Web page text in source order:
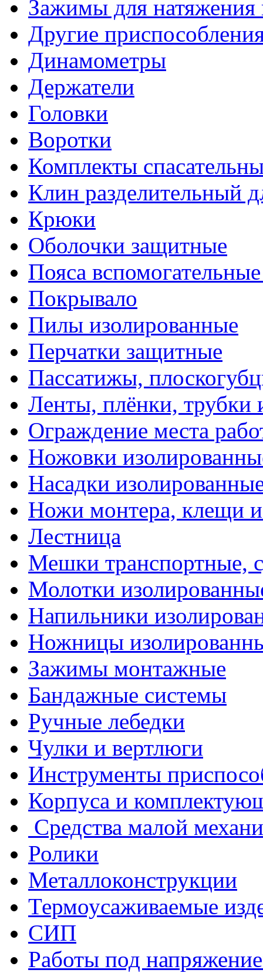
Зажимы для натяжения
Другие
Динамометры
Держатели
Головки
Воротки
Комплекты
Клин разделительный
Крюки
Оболочки защитные
Пояса
Покрывало
Пилы изолированные
Перчатки защитные
Пассатижы,
Ленты, плёнки, трубки
Ограждение места
Ножовки
Насадки
Ножи монтера, клещи
Лестница
Мешки транспортные,
Молотки
Напильники
Ножницы
Зажимы монтажные
Бандажные системы
Ручные лебедки
Чулки и вертлюги
Инструменты
Корпуса и
Средства малой
Ролики
Металлоконструкции
Термоусаживаемые
СИП
Работы под